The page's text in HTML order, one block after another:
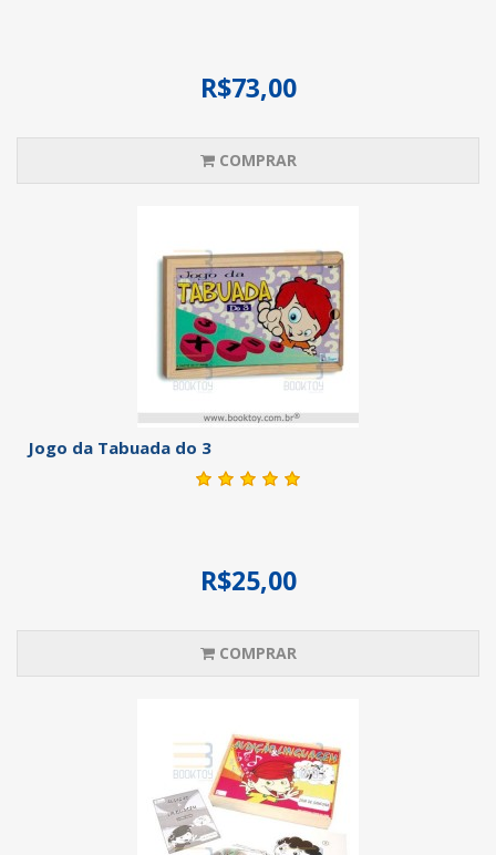
R$73,00
COMPRAR
Jogo da Tabuada do 3
R$25,00
COMPRAR